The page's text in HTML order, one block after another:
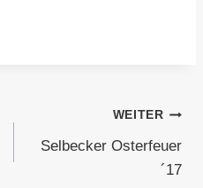
WEITER
Selbecker Osterfeuer
´17